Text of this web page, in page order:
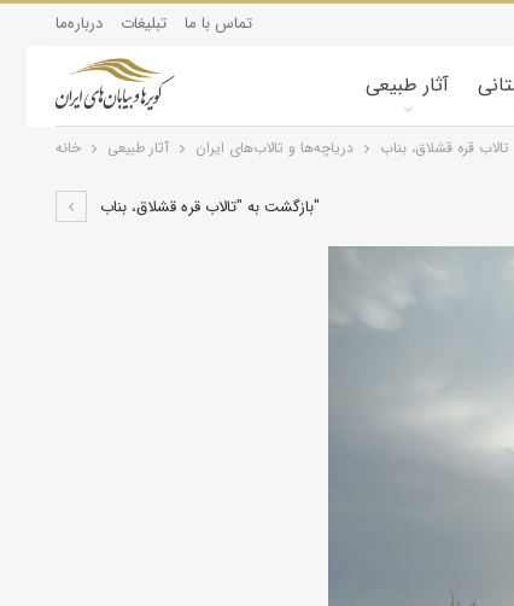
درباره‌ما تبلیغات تماس با ما
آثار طبیعی
خانه آثار طبیعی درياچه‌‌ها و تالاب‌های ایران تالاب قره قشلاق، بناب
بازگشت به "تالاب قره قشلاق، بناب"